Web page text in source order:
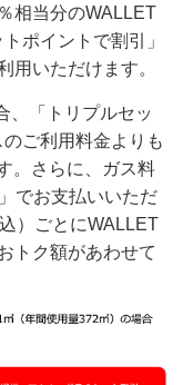
相当分のWALLET
ポイントで割引」
用いただけます。
、「トリプルセッ
ご利用料金よりも
。さらに、ガス料
でお支払いいただ
）ごとにWALLET
トク額があわせて